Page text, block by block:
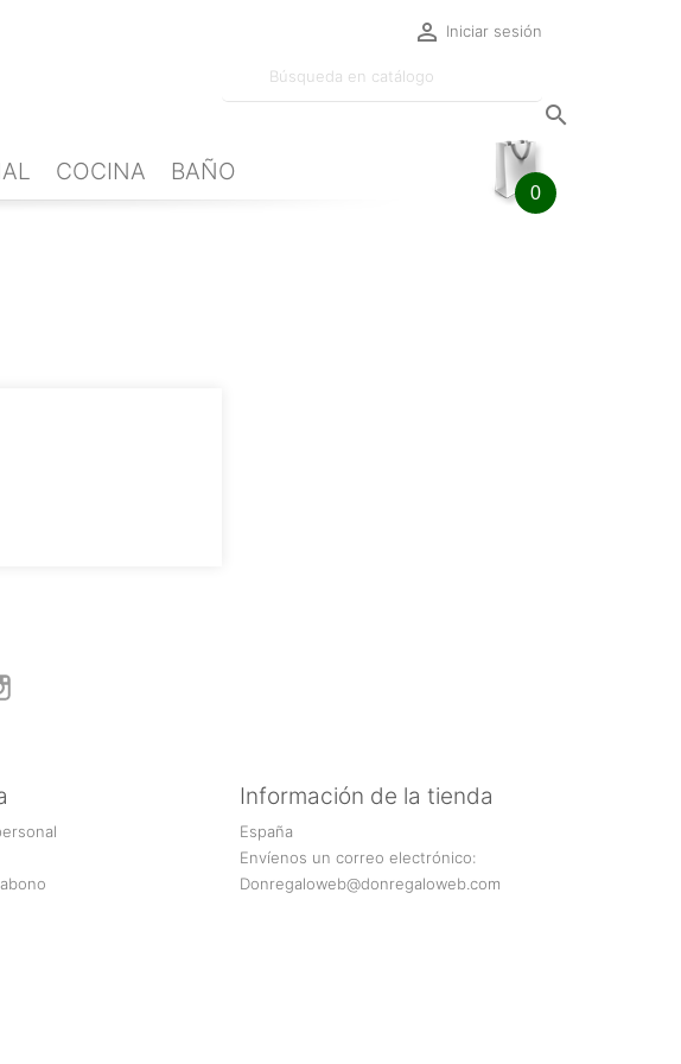
 Iniciar sesión

COCINA BAÑO
0
Información de la tienda
España
Envíenos un correo electrónico:
Donregaloweb@donregaloweb.com